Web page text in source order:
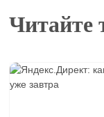
Читайте